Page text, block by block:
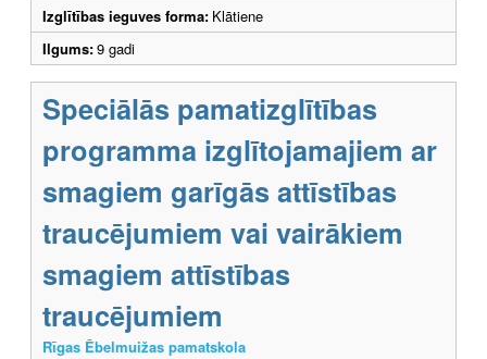
Izglītības ieguves forma: Klātiene
Ilgums:9 gadi
Speciālās pamatizglītības
programma izglītojamajiem ar
smagiem garīgās attīstības
traucējumiem vai vairākiem
smagiem attīstības
traucējumiem
Rīgas Ēbelmuižas pamatskola